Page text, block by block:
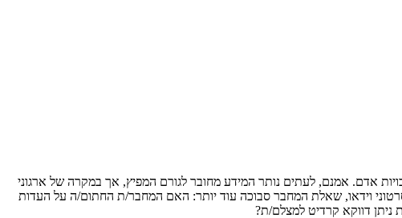
אדם. אמנם, לעתים נותר המידע מחובר לגורם המפיץ, אך במקרה של ארגוני
וידאו, שאלת המחבר סבוכה עוד יותר: האם המחבר/ת החתום/ה על העדות
דווקא קרדיט למצלם/ת?